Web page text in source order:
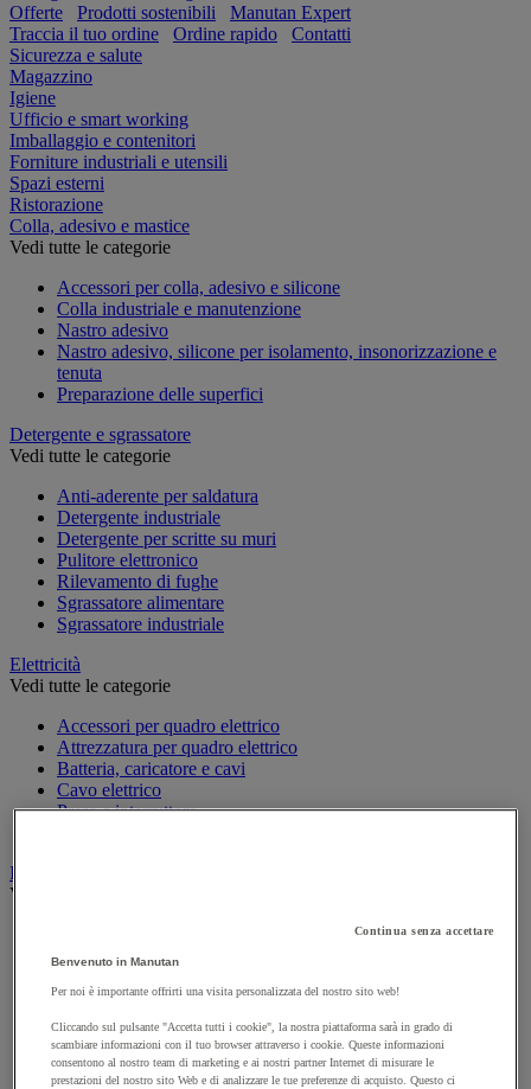
Offerte Prodotti sostenibili
Manutan Expert
Traccia il tuo ordine
Ordine rapido
Contatti
Sicurezza e salute
Magazzino
Igiene
Ufficio e smart working
Imballaggio e contenitori
Forniture industriali e utensili
Spazi esterni
Ristorazione
Colla, adesivo e mastice
Vedi tutte le categorie
Accessori per colla, adesivo e silicone
Colla industriale e manutenzione
Nastro adesivo
Nastro adesivo, silicone per isolamento, insonorizzazione e
tenuta
Preparazione delle superfici
Detergente e sgrassatore
Vedi tutte le categorie
Anti-aderente per saldatura
Detergente industriale
Detergente per scritte su muri
Pulitore elettronico
Rilevamento di fughe
Sgrassatore alimentare
Sgrassatore industriale
Elettricità
Vedi tutte le categorie
Accessori per quadro elettrico
Attrezzatura per quadro elettrico
Batteria, caricatore e cavi
Cavo elettrico
Presa e interruttore
Illuminazione
Vedi tutte le categorie
Lampada da officina
Lampada portatile
Lampadina
Proiettore da cantiere
Torcia
Continua senza accettare
Benvenuto in Manutan
Per noi è importante offrirti una visita personalizzata del nostro sito web!
Cliccando sul pulsante "Accetta tutti i cookie", la nostra piattaforma sarà in grado di
scambiare informazioni con il tuo browser attraverso i cookie. Queste informazioni
consentono al nostro team di marketing e ai nostri partner Internet di misurare le
prestazioni del nostro sito Web e di analizzare le tue preferenze di acquisto. Questo ci